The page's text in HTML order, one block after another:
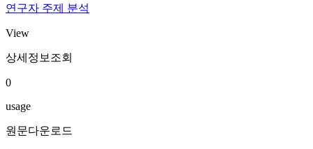
연구자 주제 분석
View
상세정보조회
0
usage
원문다운로드